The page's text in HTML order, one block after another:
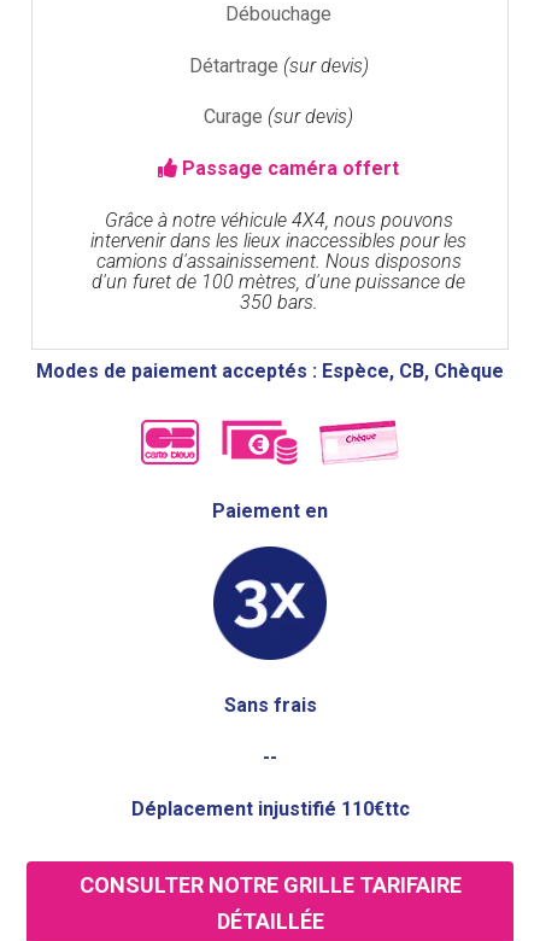
Débouchage
Détartrage (sur devis)
Curage (sur devis)
Passage caméra offert
Grâce à notre véhicule 4X4, nous pouvons
intervenir dans les lieux inaccessibles pour les
camions d'assainissement. Nous disposons
d'un furet de 100 mètres, d'une puissance de
350 bars.
Modes de paiement acceptés : Espèce, CB, Chèque
Paiement en
Sans frais
--
Déplacement injustifié 110€ttc
CONSULTER NOTRE GRILLE TARIFAIRE
DÉTAILLÉE